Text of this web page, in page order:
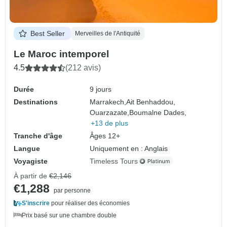
Best Seller Merveilles de l'Antiquité
Le Maroc intemporel
4.5 (212 avis)
Durée
9 jours
Destinations
Marrakech,Ait Benhaddou,
Ouarzazate, Boumalne Dades,
+13 de plus
Tranche d'âge
Âges 12+
Langue
Uniquement en : Anglais
Voyagiste
Timeless Tours
À partir de €2,146
€1,288
par personne
S'inscrire pour réaliser des économies
Prix basé sur une chambre double